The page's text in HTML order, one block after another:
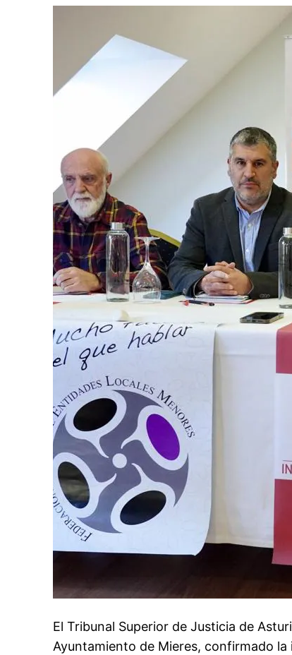
El Tribunal Superior de Justicia de
Ayuntamiento de Mieres, confirmado la